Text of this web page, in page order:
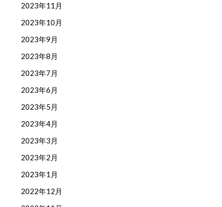
2023年11月
2023年10月
2023年9月
2023年8月
2023年7月
2023年6月
2023年5月
2023年4月
2023年3月
2023年2月
2023年1月
2022年12月